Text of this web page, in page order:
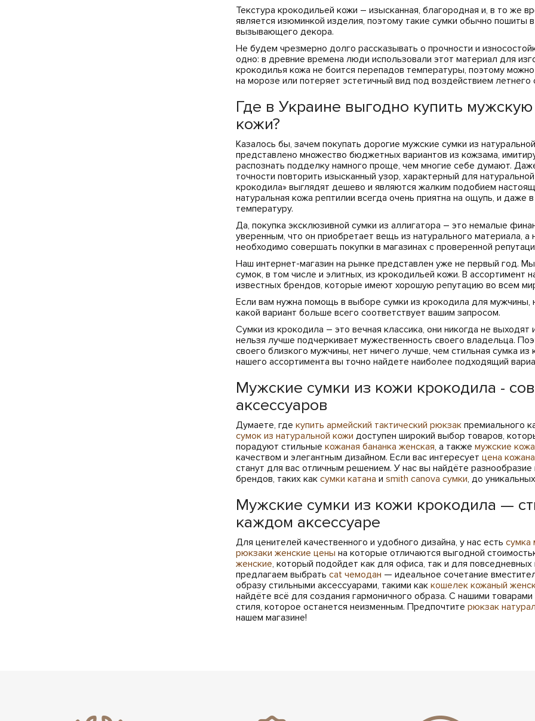
Текстура крокодильей кожи – изысканная, благородная и, в то же
является изюминкой изделия, поэтому такие сумки обычно пошиты
вызывающего декора.
Не будем чрезмерно долго рассказывать о прочности и
одно: в древние времена люди использовали этот материал для
крокодилья кожа не боится перепадов температуры, поэтому
на морозе или потеряет эстетичный вид под воздействием летнего
Где в Украине выгодно купить
кожи?
Казалось бы, зачем покупать дорогие мужские сумки из
представлено множество бюджетных вариантов из кожзама,
распознать подделку намного проще, чем многие себе думают.
точности повторить изысканный узор, характерный для
крокодила» выглядят дешево и являются жалким подобием
натуральная кожа рептилии всегда очень приятна на ощупь, и даже
температуру.
Да, покупка эксклюзивной сумки из аллигатора – это немалые
уверенным, что он приобретает вещь из натурального материала,
необходимо совершать покупки в магазинах с проверенной
Наш интернет-магазин на рынке представлен уже не первый год.
сумок, в том числе и элитных, из крокодильей кожи. В ассортимент
известных брендов, которые имеют хорошую репутацию во всем
Если вам нужна помощь в выборе сумки из крокодила для мужчины,
какой вариант больше всего соответствует вашим запросом.
Сумки из крокодила – это вечная классика, они никогда не
нельзя лучше подчеркивает мужественность своего владельца.
своего близкого мужчины, нет ничего лучше, чем стильная сумка
нашего ассортимента вы точно найдете наиболее подходящий
Мужские сумки из кожи крокодила -
аксессуаров
Думаете, где купить армейский тактический рюкзакпремиального
сумок из натуральной кожи доступен широкий выбор товаров,
порадуют стильные кожаная бананка женская, а также мужские
качеством и элегантным дизайном. Если вас интересует цена
станут для вас отличным решением. У нас вы найдёте
брендов, таких как сумки катана и smith canova сумки, до
Мужские сумки из кожи крокодила —
каждом аксессуаре
Для ценителей качественного и удобного дизайна, у нас есть сумка
рюкзаки женские цены на которые отличаются выгодной
женские, который подойдет как для офиса, так и для
предлагаем выбрать cat чемодан — идеальное сочетание
образу стильными аксессуарами, такими как кошелек кожаный
найдёте всё для создания гармоничного образа. С нашими
стиля, которое останется неизменным. Предпочтите рюкзак
нашем магазине!